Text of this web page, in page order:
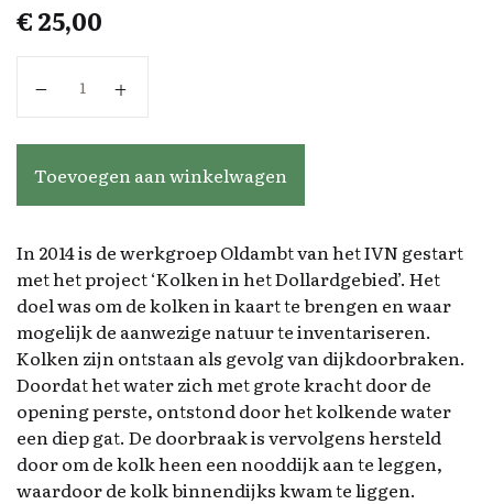
€25,00
Toevoegen aan winkelwagen
In 2014 is de werkgroep Oldambt van het IVN gestart
met het project ‘Kolken in het Dollardgebied’. Het
doel was om de kolken in kaart te brengen en waar
mogelijk de aanwezige natuur te inventariseren.
Kolken zijn ontstaan als gevolg van dijkdoorbraken.
Doordat het water zich met grote kracht door de
opening perste, ontstond door het kolkende water
een diep gat. De doorbraak is vervolgens hersteld
door om de kolk heen een nooddijk aan te leggen,
waardoor de kolk binnendijks kwam te liggen.